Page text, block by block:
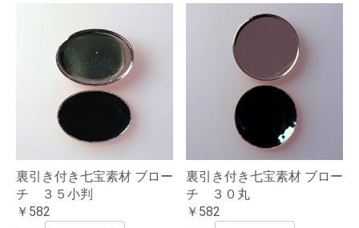
裏引き付き七宝素材 ブロー
チ ３５小判
￥582
裏引き付き七宝素材 ブロー
チ ３０丸
￥582